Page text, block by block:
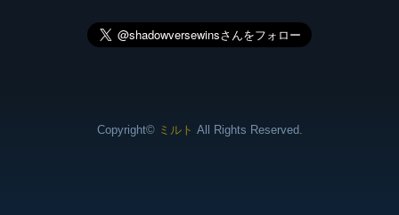
Copyright© ミルト All Rights Reserved.